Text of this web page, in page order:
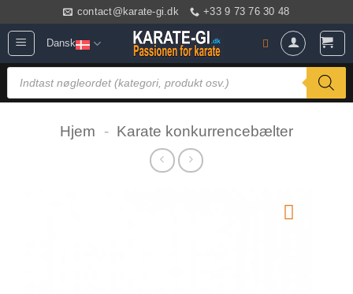
indhold
contact@karate-gi.dk +33 9 73 76 30 48
Dansk
Products
search
Hjem - Karate konkurrencebælter